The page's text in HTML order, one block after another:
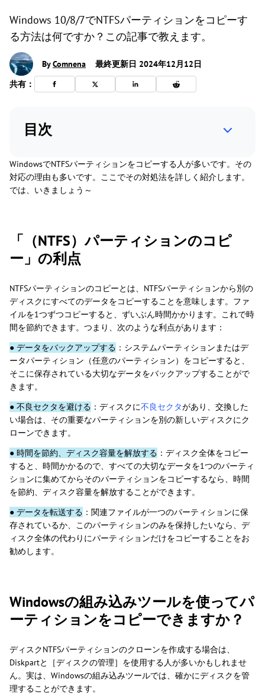
Windows 10/8/7でNTFSパーティションをコピーす
る方法は何ですか？この記事で教えます。
ByComnena
最終更新日 2024年12月12日
共有：
目次
WindowsでNTFSパーティションをコピーする人が多いです。その
対応の理由も多いです。ここでその対処法を詳しく紹介します。
では、いきましょう～
「（NTFS）パーティションのコピ
ー」の利点
NTFSパーティションのコピーとは、NTFSパーティションから別の
ディスクにすべてのデータをコピーすることを意味します。ファ
イルを1つずつコピーすると、ずいぶん時間かかります。これで時
間を節約できます。つまり、次のような利点があります：
● データをバックアップする ：システムパーティションまたはデ
ータパーティション（任意のパーティション）をコピーすると、
そこに保存されている大切なデータをバックアップすることがで
きます。
● 不良セクタを避ける ：ディスクに不良セクタがあり、交換した
い場合は、その重要なパーティションを別の新しいディスクにク
ローンできます。
● 時間を節約、ディスク容量を解放する ：ディスク全体をコピー
すると、時間かかるので、すべての大切なデータを1つのパーティ
ションに集めてからそのパーティションをコピーするなら、時間
を節約、ディスク容量を解放することができます。
● データを転送する ：関連ファイルが一つのパーティションに保
存されているか、このパーティションのみを保持したいなら、デ
ィスク全体の代わりにパーティションだけをコピーすることをお
勧めします。
Windowsの組み込みツールを使ってパ
ーティションをコピーできますか？
ディスクNTFSパーティションのクローンを作成する場合は、
Diskpartと［ディスクの管理］を使用する人が多いかもしれませ
ん。実は、Windowsの組み込みツールでは、確かにディスクを管
理することができます。